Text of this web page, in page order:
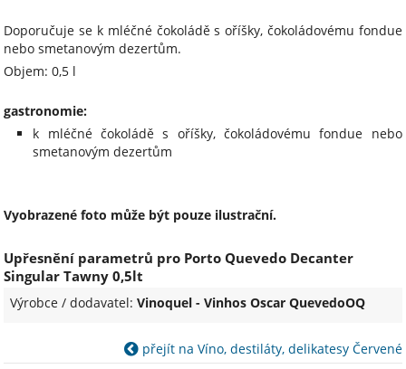
Doporučuje se k mléčné čokoládě s oříšky, čokoládovému fondue
nebo smetanovým dezertům.
Objem: 0,5 l
gastronomie:
k mléčné čokoládě s oříšky, čokoládovému fondue nebo
smetanovým dezertům
Vyobrazené foto může být pouze ilustrační.
Upřesnění parametrů pro Porto Quevedo Decanter
Singular Tawny 0,5lt
Výrobce / dodavatel:Vinoquel - Vinhos Oscar QuevedoOQ
přejít na Víno, destiláty, delikatesy Červené